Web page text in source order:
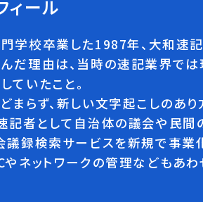
ィール
学校卒業した1987年、大和速記
だ理由は、当時の速記業界で
ていたこと。
まらず、新しい文字起こしのあ
記者として自治体の議会や民間
議録検索サービスを新規で事業
ネットワークの管理などもあ